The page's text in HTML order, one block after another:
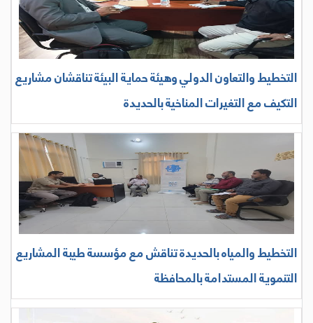
التخطيط والتعاون الدولي وهيئة حماية البيئة تناقشان مشاريع
التكيف مع التغيرات المناخية بالحديدة
التخطيط والمياه بالحديدة تناقش مع مؤسسة طيبة المشاريع
التنموية المستدامة بالمحافظة